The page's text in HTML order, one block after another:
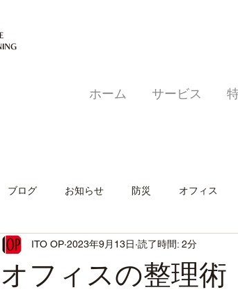
ホーム サービス
ブログ お知らせ 防災 オフィス
オフィスの整理術
ITO OP 2023年9月13日 読了時間: 2分